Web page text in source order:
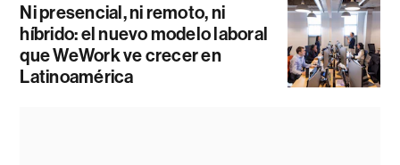
Ni presencial, ni remoto, ni
híbrido: el nuevo modelo laboral
que WeWork ve crecer en
Latinoamérica